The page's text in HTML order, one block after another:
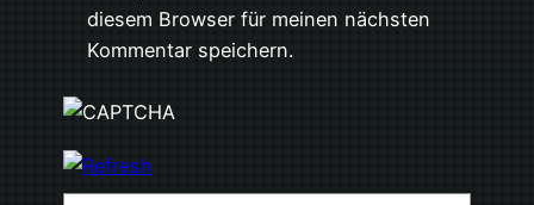
diesem Browser für meinen nächsten
Kommentar speichern.